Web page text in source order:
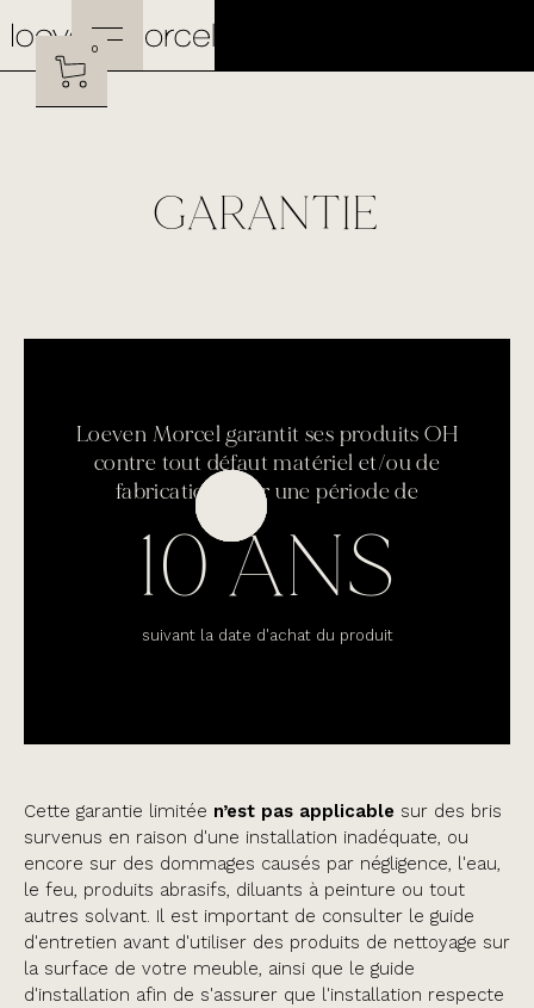
0
GARANTIE
Loeven Morcel garantit ses produits OH
contre tout défaut matériel et/ou de
fabrication pour une période de
10 ANS
suivant la date d'achat du produit
Cette garantie limitée n’est pas applicable sur des bris
survenus en raison d'une installation inadéquate, ou
encore sur des dommages causés par négligence, l'eau,
le feu, produits abrasifs, diluants à peinture ou tout
autres solvant. Il est important de consulter le guide
d'entretien avant d'utiliser des produits de nettoyage sur
la surface de votre meuble, ainsi que le guide
d'installation afin de s'assurer que l'installation respecte